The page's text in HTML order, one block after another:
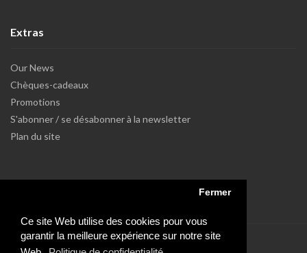
Ce site Web utilise des cookies pour vous
garantir la meilleure expérience sur notre site
Fermer
Extras
Our News
Chèques-cadeaux
Promotions
S'abonner / se désabonner à la newsletter
Plan du site